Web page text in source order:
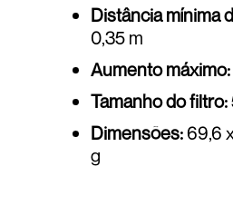
Distância mínima
0,35 m
Aumento máximo:
Tamanho do filtro:
Dimensões:69,6
g